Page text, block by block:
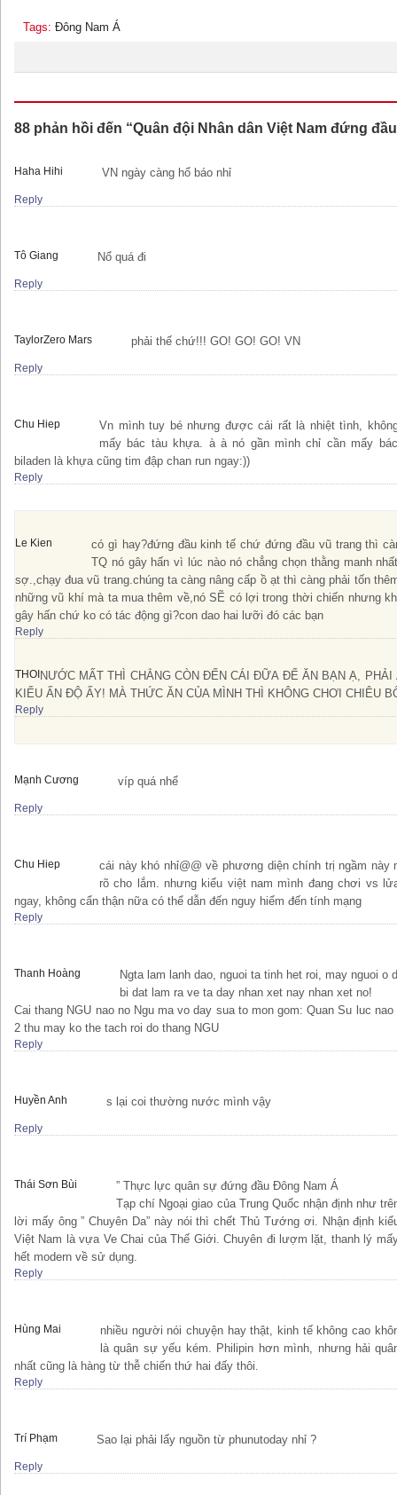
Tags: Đông Nam Á
88 phản hồi đến “Quân đội Nhân dân Việt Nam đứng
Haha Hihi VN ngày càng hổ báo nhỉ
Reply
Tô Giang Nổ quá đi
Reply
TaylorZero Mars phải thế chứ!!! GO! GO! GO! VN
Reply
Chu Hiep
Vn mình tuy bé nhưng được cái rất là nhiệt tình,
mấy bác tàu khựa. à à nó gần mình chỉ cần mấy
biladen là khựa cũng tim đập chan run ngay:))
Reply
Le Kien
có gì hay?đứng đầu kinh tế chứ đứng đầu vũ trang thì
TQ nó gây hấn vì lúc nào nó chẳng chọn thằng manh
sợ.,chạy đua vũ trang.chúng ta càng nâng cấp ồ ạt thì càng phải tốn
những vũ khí mà ta mua thêm về,nó SẼ có lợi trong thời chiến nhưng
gây hấn chứ ko có tác động gì?con dao hai lưỡi đó các bạn
Reply
THOI NƯỚC MẤT THÌ CHẲNG CÒN ĐẾN CÁI ĐỮA ĐỂ ĂN BẠN Ạ, PHẢI
KIỂU ẤN ĐỘ ẤY! MÀ THỨC ĂN CỦA MÌNH THÌ KHÔNG CHƠI CHIÊU
Reply
Mạnh Cương víp quá nhể
Reply
Chu Hiep
cái này khó nhỉ@@ về phương diện chính trị ngầm này
rõ cho lắm. nhưng kiểu việt nam mình đang chơi vs
ngay, không cẩn thận nữa có thể dẫn đến nguy hiểm đến tính mạng
Reply
Thanh Hoàng
Ngta lam lanh dao, nguoi ta tinh het roi, may nguoi o
bi dat lam ra ve ta day nhan xet nay nhan xet no!
Cai thang NGU nao no Ngu ma vo day sua to mon gom: Quan Su luc
2 thu may ko the tach roi do thang NGU
Reply
Huyền Anh s lại coi thường nước mình vậy
Reply
Thái Sơn Bùi
” Thực lực quân sự đứng đầu Đông Nam Á
Tạp chí Ngoại giao của Trung Quốc nhận định như
lời mấy ông ” Chuyên Da” này nói thì chết Thủ Tướng ơi. Nhận định
Việt Nam là vựa Ve Chai của Thế Giới. Chuyên đi lượm lặt, thanh lý
hết modern về sử dụng.
Reply
Hùng Mai
nhiều người nói chuyện hay thật, kinh tế không cao
là quân sự yếu kém. Philipin hơn mình, nhưng hải
nhất cũng là hàng từ thễ chiến thứ hai đấy thôi.
Reply
Trí Phạm Sao lại phải lấy nguồn từ phunutoday nhỉ ?
Reply